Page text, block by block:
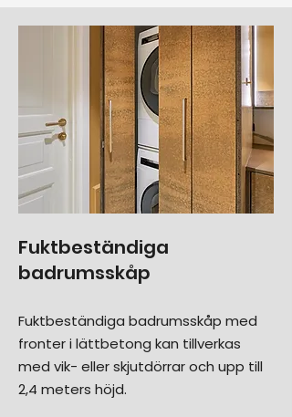
Fuktbeständiga
badrumsskåp
Fuktbeständiga badrumsskåp med
fronter i lättbetong kan tillverkas
med vik- eller skjutdörrar och upp till
2,4 meters höjd.